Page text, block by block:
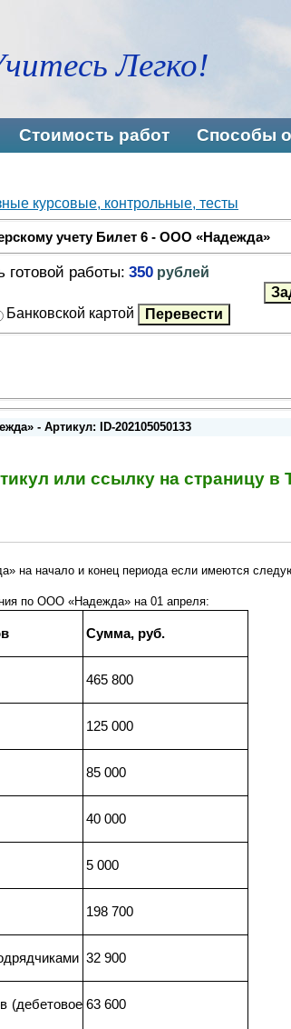
Легко!
Стоимость работ Способы
курсовые, контрольные, тесты
учету Билет 6 - ООО «Надежда»
готовой работы: 350 рублей
Банковской картой
- Артикул: ID-202105050133
или ссылку на страницу в
на начало и конец периода если имеются
по ООО «Надежда» на 01 апреля:
Сумма, руб.
465 800
125 000
85 000
40 000
5 000
198 700
32 900
(дебетовое 63 600